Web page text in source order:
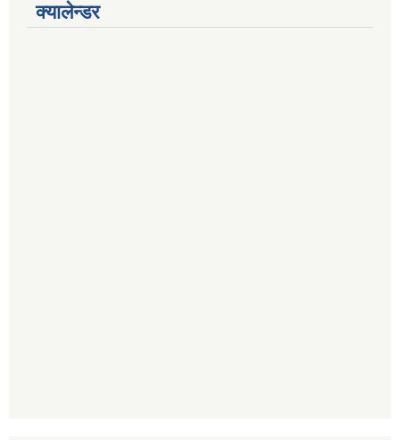
क्यालेन्डर